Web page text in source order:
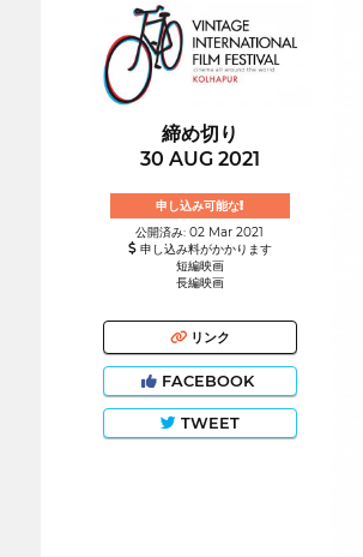
締め切り
30 AUG 2021
申し込み可能な!
公開済み: 02 Mar 2021
申し込み料がかかります
短編映画
長編映画
リンク
FACEBOOK
TWEET